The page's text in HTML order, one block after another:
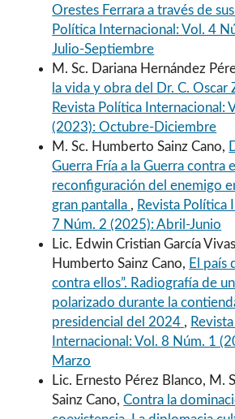
Orestes Ferrara a través de
Política Internacional: Vol. 4
Julio-Septiembre
M. Sc. Dariana Hernández
la vida y obra del Dr. C. Oscar
Revista Política Internacional:
(2023): Octubre-Diciembre
M. Sc. Humberto Sainz Cano,
Guerra Fría a la Guerra contra
reconfiguración del enemigo
gran pantalla , Revista Política
7 Núm. 2 (2025): Abril-Junio
Lic. Edwin Cristian García
Humberto Sainz Cano, El país
contra ellos”. Radiografía de
polarizado durante la
presidencial del 2024 ,
Internacional: Vol. 8 Núm. 1
Marzo
Lic. Ernesto Pérez Blanco, M.
Sainz Cano,Contra la